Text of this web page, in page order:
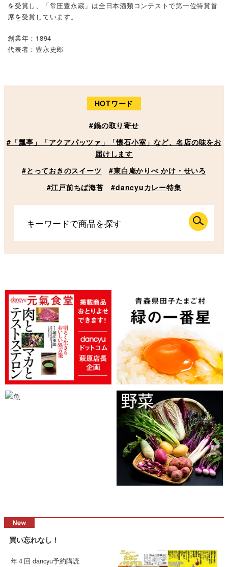
を受賞し、「常圧豊永蔵」は全日本酒類コンテストで第一位特賞首
席を受賞しています。
創業年：1894
代表者：豊永史郎
HOTワード
#鍋の取り寄せ
#「瓢亭」「アクアパッツァ」「懐石小室」など、名店の味をお
届けします
#とっておきのスイーツ
#東白庵かりべ かけ・せいろ
#江戸前ちば海苔
#dancyuカレー特集
買い忘れなし！
年４回 dancyu予約購読